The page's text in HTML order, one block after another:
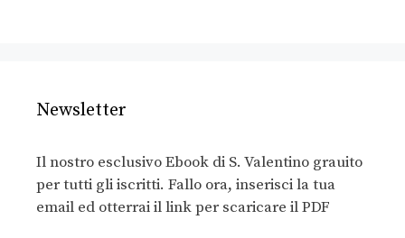
Newsletter
Il nostro esclusivo Ebook di S. Valentino grauito
per tutti gli iscritti. Fallo ora, inserisci la tua
email ed otterrai il link per scaricare il PDF